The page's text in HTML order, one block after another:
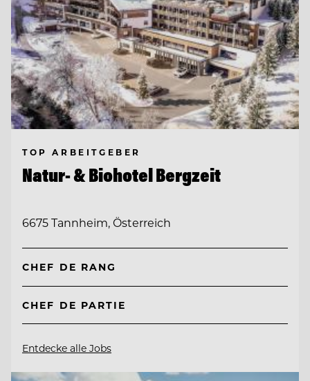
TOP ARBEITGEBER
Natur- & Biohotel Bergzeit
6675 Tannheim, Österreich
CHEF DE RANG
CHEF DE PARTIE
Entdecke alle Jobs